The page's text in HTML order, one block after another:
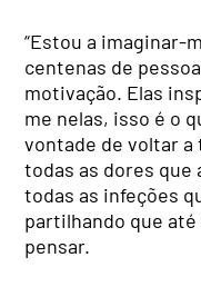
“Estou a imaginar-
centenas de
motivação. Elas
me nelas, isso é o
vontade de voltar a
todas as dores que
todas as infeções
partilhando que
pensar.